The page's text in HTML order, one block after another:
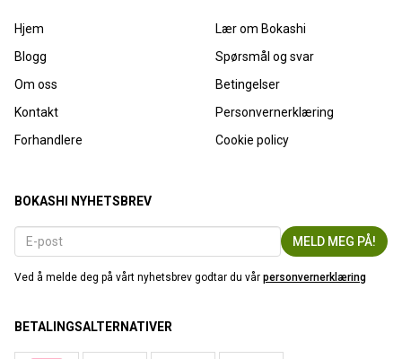
Hjem
Blogg
Om oss
Kontakt
Forhandlere
Lær om Bokashi
Spørsmål og svar
Betingelser
Personvernerklæring
Cookie policy
BOKASHI NYHETSBREV
Ved å melde deg på vårt nyhetsbrev godtar du vår personvernerklæring
BETALINGSALTERNATIVER